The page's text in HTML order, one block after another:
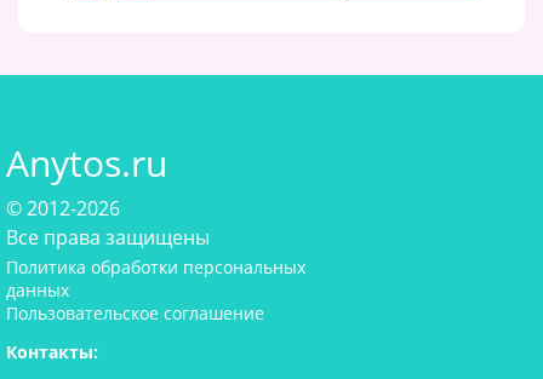
Anytos.ru
© 2012-2026
Все права защищены
Политика обработки персональных
данных
Пользовательское соглашение
Контакты: